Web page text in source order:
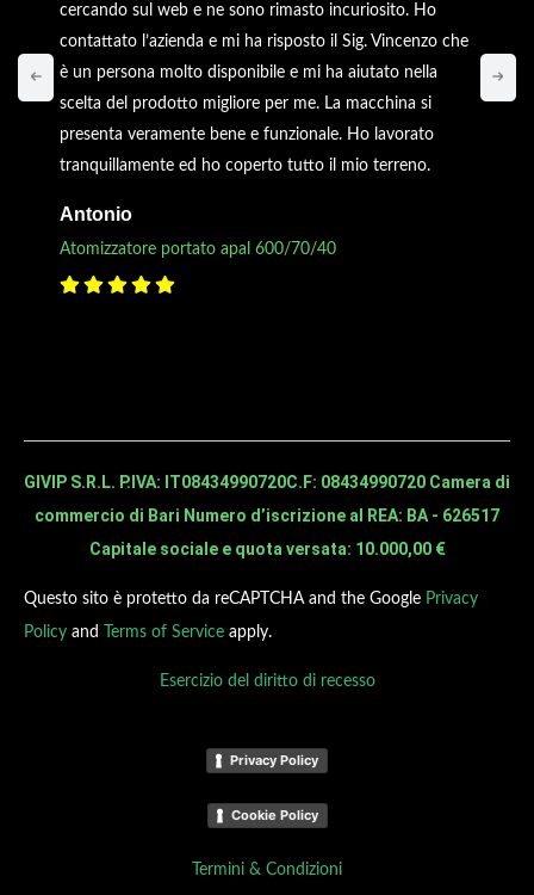
cercando sul web e ne sono rimasto incuriosito. Ho
contattato l’azienda e mi ha risposto il Sig. Vincenzo che
è un persona molto disponibile e mi ha aiutato nella
scelta del prodotto migliore per me. La macchina si
presenta veramente bene e funzionale. Ho lavorato
tranquillamente ed ho coperto tutto il mio terreno.
Antonio
Atomizzatore portato apal 600/70/40
GIVIP S.R.L. P.IVA: IT08434990720C.F: 08434990720 Camera di
commercio di Bari Numero d’iscrizione al REA: BA - 626517
Capitale sociale e quota versata: 10.000,00 €
Questo sito è protetto da reCAPTCHA and the Google Privacy
Policy and Terms of Service apply.
Esercizio del diritto di recesso
Privacy Policy
Cookie Policy
Termini & Condizioni